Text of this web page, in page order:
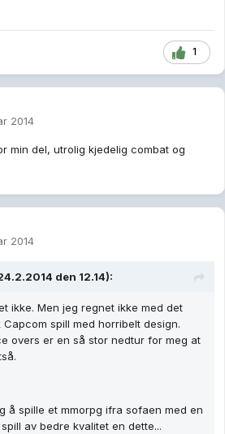
1
2014
min del, utrolig kjedelig combat og
2014
den 12.14):
ikke. Men jeg regnet ikke med det
spill med horribelt design.
overs er en så stor nedtur for meg at
å spille et mmorpg ifra sofaen med en
av bedre kvalitet en dette...